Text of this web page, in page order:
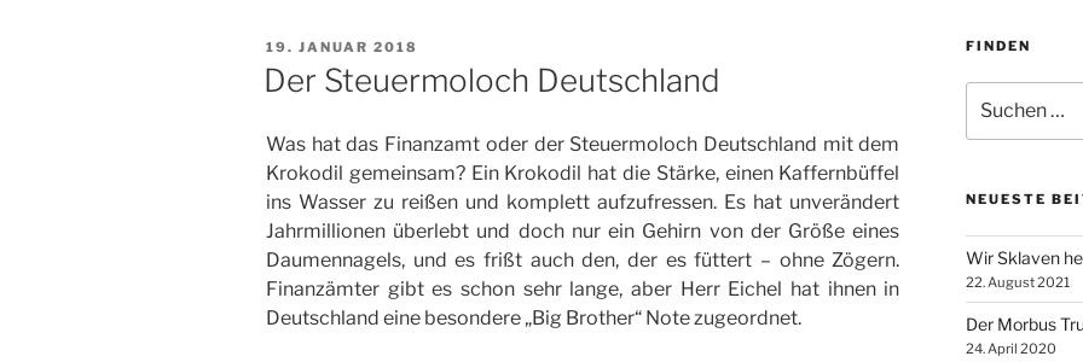
VERÖFFENTLICHT
AM
19. JANUAR 2018
Der Steuermoloch Deutschland
Was hat das Finanzamt oder der Steuermoloch Deutschland mit dem
Krokodil gemeinsam? Ein Krokodil hat die Stärke, einen Kaffernbüffel
ins Wasser zu reißen und komplett aufzufressen. Es hat unverändert
Jahrmillionen überlebt und doch nur ein Gehirn von der Größe eines
Daumennagels, und es frißt auch den, der es füttert – ohne Zögern.
Finanzämter gibt es schon sehr lange, aber Herr Eichel hat ihnen in
Deutschland eine besondere „Big Brother“ Note zugeordnet.
FINDEN
nach:
NEUESTE
Wir Sklaven
22. August 2021
Der Morbus
24. April 2020